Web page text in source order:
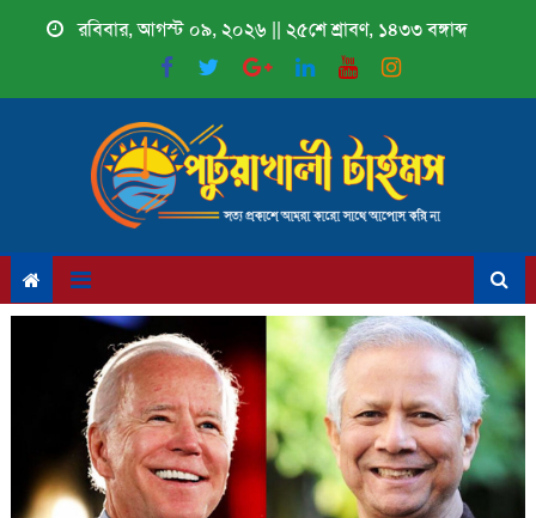
রবিবার, আগস্ট ০৯, ২০২৬ || ২৫শে শ্রাবণ, ১৪৩৩ বঙ্গাব্দ